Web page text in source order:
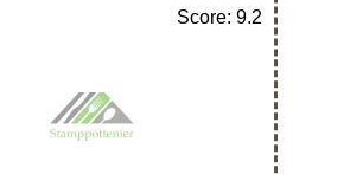
Score: 9.2